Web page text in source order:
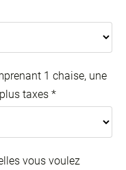
1 chaise, une
taxes *
vous voulez